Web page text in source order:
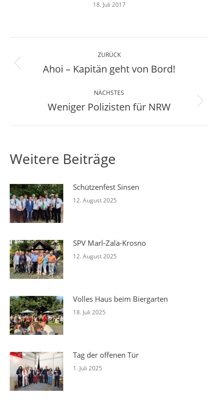
18. Juli 2017
Kommentarnavigation
ZURÜCK
Vorheriger
Ahoi – Kapitän geht von Bord!
NÄCHSTES
Nächster
Weniger Polizisten für NRW
Weitere Beiträge
Schützenfest Sinsen
12. August 2025
SPV Marl-Zala-Krosno
12. August 2025
Volles Haus beim Biergarten
18. Juli 2025
Tag der offenen Tür
1. Juli 2025